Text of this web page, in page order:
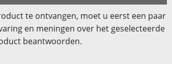
te ontvangen, moet u eerst een paar
en meningen over het geselecteerde
beantwoorden.